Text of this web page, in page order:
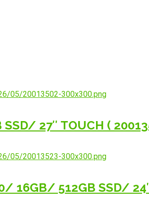
27″ TOUCH (
16GB/ 512GB SSD/